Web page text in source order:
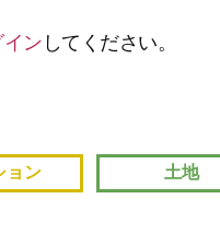
イン してください。
ョン 土地